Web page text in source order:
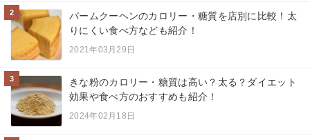
2
バームクーヘンのカロリー・糖質を店別に比較！太
りにくい食べ方なども紹介！
2021年03月29日
3
きな粉のカロリー・糖質は高い？太る？ダイエット
効果や食べ方のおすすめも紹介！
2024年02月18日